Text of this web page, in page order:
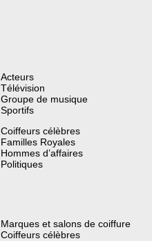
Acteurs
Télévision
Groupe de musique
Sportifs
Coiffeurs célèbres
Familles Royales
Hommes d’affaires
Politiques
Marques et salons de coiffure
Coiffeurs célèbres